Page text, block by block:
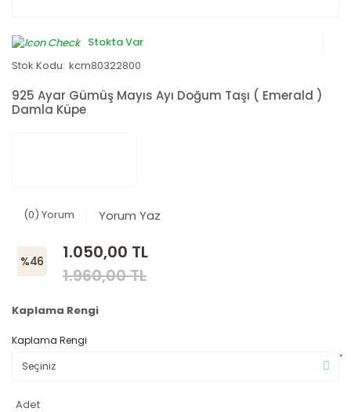
Stokta Var
Stok Kodu: kcm80322800
925 Ayar Gümüş Mayıs Ayı Doğum Taşı ( Emerald )
Damla Küpe
(0) Yorum Yorum Yaz
%46
1.050,00 TL
1.960,00 TL
Kaplama Rengi
Kaplama Rengi
*
Adet